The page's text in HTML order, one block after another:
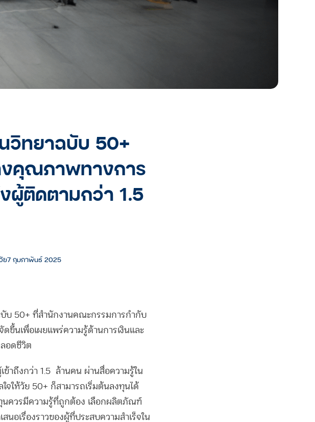
วิทยาฉบับ 50+
คุณภาพทางการ
ผู้ติดตามกว่า 1.5
ย7 กุมภาพันธ์ 2025
บ 50+ ที่สำนักงานคณะกรรมการกำกับ
นเพื่อเผยแพร่ความรู้ด้านการเงินและ
อดชีวิต
าถึงกว่า 1.5
ล้านคน ผ่านสื่อความรู้ใน
จให้วัย 50+ ก็สามารถเริ่มต้นลงทุนได้
นควรมีความรู้ที่ถูกต้อง เลือกผลิตภัณฑ์
อเรื่องราวของผู้ที่ประสบความสำเร็จใน